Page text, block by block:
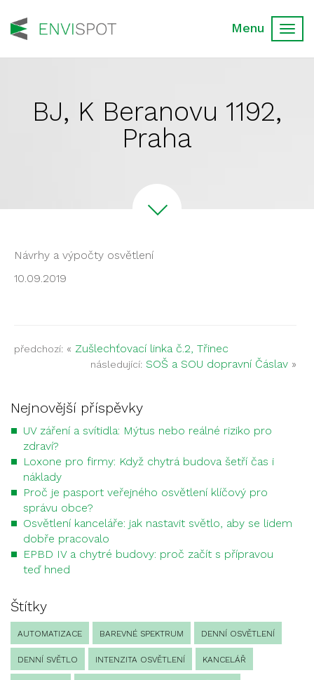
BJ, K Beranovu 1192,
Praha
Návrhy a výpočty osvětlení
10.09.2019
předchozí: « Zušlechťovací linka č.2, Třinec
následující: SOŠ a SOU dopravní Čáslav »
Nejnovější příspěvky
UV záření a svítidla: Mýtus nebo reálné riziko pro
zdraví?
Loxone pro firmy: Když chytrá budova šetří čas i
náklady
Proč je pasport veřejného osvětlení klíčový pro
správu obce?
Osvětlení kanceláře: jak nastavit světlo, aby se lidem
dobře pracovalo
EPBD IV a chytré budovy: proč začít s přípravou
teď hned
Štítky
AUTOMATIZACE BAREVNÉ SPEKTRUM DENNÍ OSVĚTLENÍ
DENNÍ SVĚTLO INTENZITA OSVĚTLENÍ KANCELÁŘ